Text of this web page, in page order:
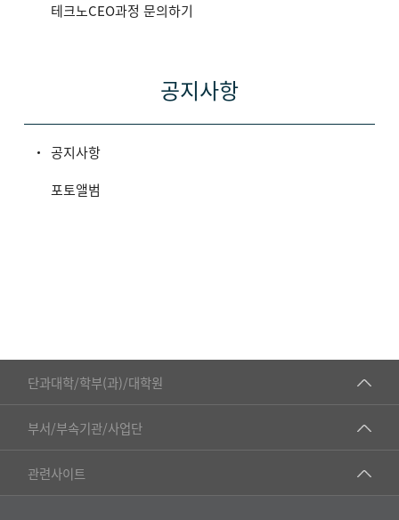
테크노CEO과정 문의하기
공지사항
공지사항
포토앨범
단과대학/학부(과)/대학원
■인문대학
▷국어국문학부
▷일본어·일본학과
부서/부속기관/사업단
공동기기센터
공학교육혁신센터
관련사이트
건강가정지원센터
교수협의회